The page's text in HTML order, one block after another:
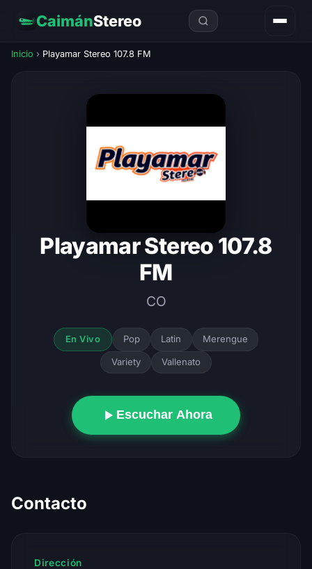
CaimánStereo
Inicio › Playamar Stereo 107.8 FM
Playamar Stereo 107.8
FM
CO
En Vivo Pop Latin Merengue
Variety Vallenato
Escuchar Ahora
Contacto
Dirección